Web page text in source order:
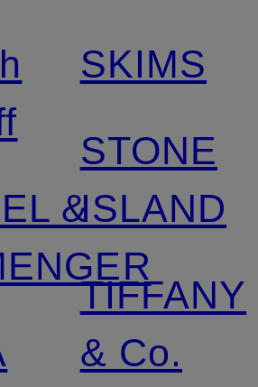
&
SKIMS
STONE
ISLAND
TIFFANY
& Co.